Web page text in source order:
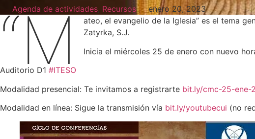
Agenda de actividades, Recursos enero 20, 2023
“M
ateo, el evangelio de la Iglesia” es el tema
Zatyrka, S.J.
Inicia el miércoles 25 de enero con nuevo
Auditorio D1 #ITESO
Modalidad presencial: Te invitamos a registrarte bit.ly/cmc-25-ene-
Modalidad en línea: Sigue la transmisión vía bit.ly/youtubecui (no